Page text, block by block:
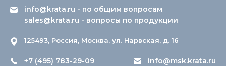
info@krata.ru - по общим вопросам
sales@krata.ru - вопросы по продукции
125493, Россия, Москва, ул. Нарвская, д. 16
+7 (495) 783-29-09
info@msk.krata.ru